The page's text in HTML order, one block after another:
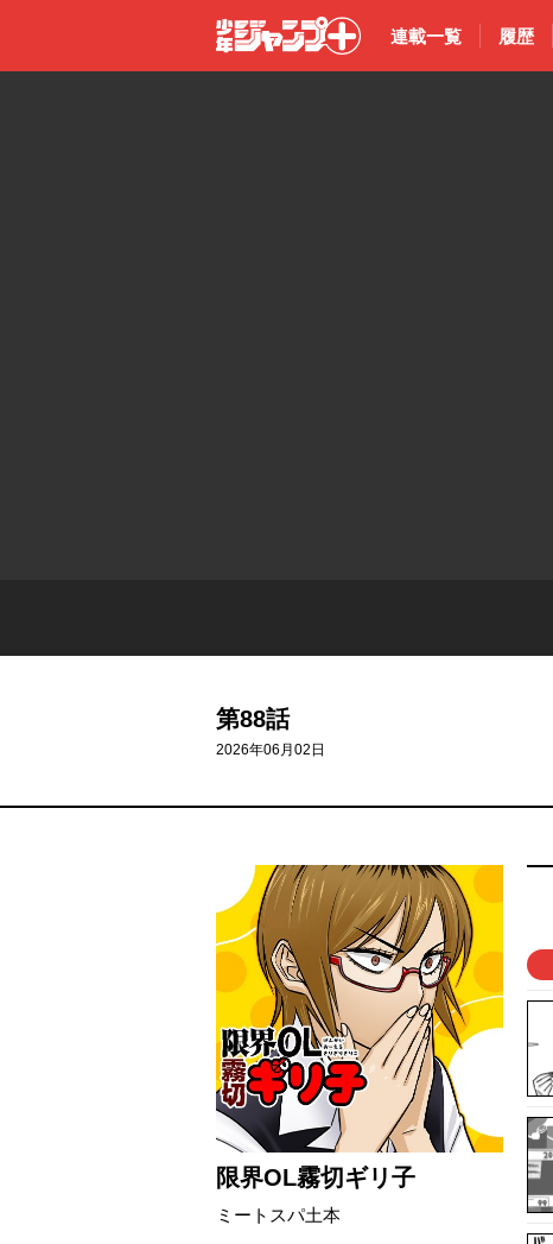
少年ジャン
連載一覧 履歴
第88話
2026年06月02日
限界OL霧切ギリ子
ミートスパ土本